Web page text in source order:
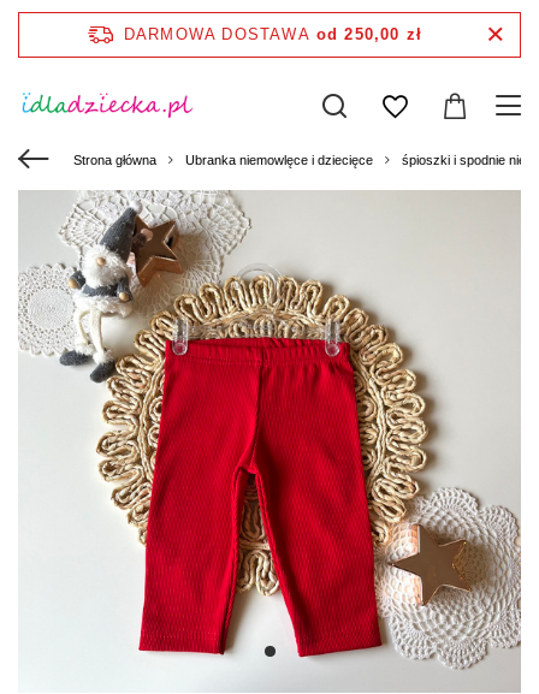
DARMOWA DOSTAWA od 250,00 zł
Strona główna Ubranka niemowlęce i dziecięce śpioszki i spodnie